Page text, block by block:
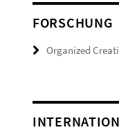
FORSCHUNG
Organized